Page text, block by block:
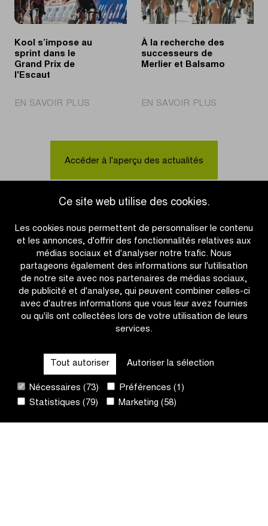
Ce site web utilise des cookies.
Les cookies nous permettent de personnaliser le contenu
et les annonces, d'offrir des fonctionnalités relatives aux
médias sociaux et d'analyser notre trafic. Nous
partageons également des informations sur l'utilisation
de notre site avec nos partenaires de médias sociaux,
de publicité et d'analyse, qui peuvent combiner celles-ci
avec d'autres informations que vous leur avez fournies
ou qu'ils ont collectées lors de votre utilisation de leurs
services.
Tout autoriser Autoriser la sélection
Nécessaires (73)
Préférences (1)
Statistiques (79)
Marketing (58)
Kool s’impose au
sprint dans le
Grand Prix de
l'Escaut
EN SAVOIR PLUS
au
le
Prix
l'Escaut
À la recherche des
successeurs de
Merlier et Balsamo
EN SAVOIR PLUS
recherche
de
Accéder à l'aperçu des actualités
CONTACT